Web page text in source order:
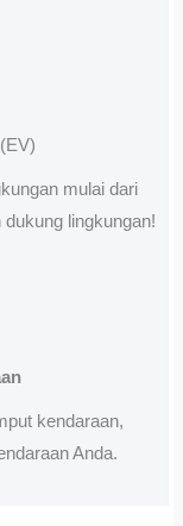
mulai dari
lingkungan!
kendaraan,
Anda.